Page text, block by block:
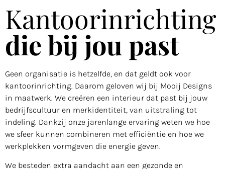
Kantoorinrichting
die bij jou past
Geen organisatie is hetzelfde, en dat geldt ook voor
kantoorinrichting. Daarom geloven wij bij Mooij Designs
in maatwerk. We creëren een interieur dat past bij jouw
bedrijfscultuur en merkidentiteit, van uitstraling tot
indeling. Dankzij onze jarenlange ervaring weten we hoe
we sfeer kunnen combineren met efficiëntie en hoe we
werkplekken vormgeven die energie geven.
We besteden extra aandacht aan een gezonde en